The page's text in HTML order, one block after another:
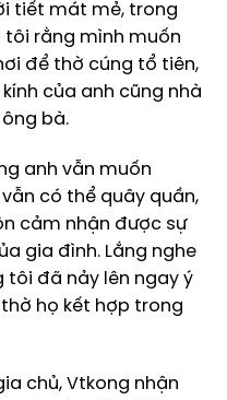
tiết mát mẻ, trong
tôi rằng mình muốn
để thờ cúng tổ tiên,
của anh cũng nhà
bà.
anh vẫn muốn
có thể quây quần,
cảm nhận được sự
gia đình. Lắng nghe
tôi đã nảy lên ngay ý
họ kết hợp trong
chủ, Vtkong nhận